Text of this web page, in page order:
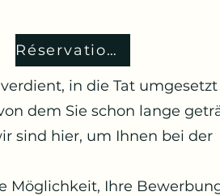
Réservation en ligne (SEO)
in die Tat
dem Sie schon lange
sind hier, um Ihnen bei der
Möglichkeit, Ihre